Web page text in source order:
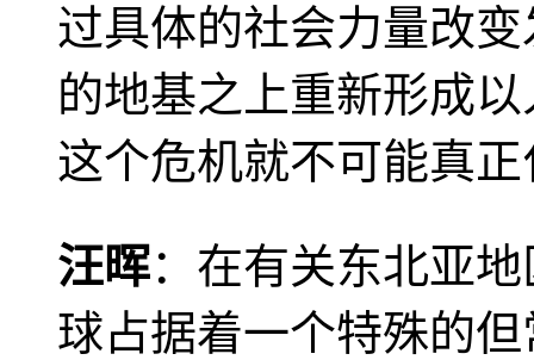
过具体的社会力量改
的地基之上重新形成
这个危机就不可能真
汪晖：在有关东北亚
球占据着一个特殊的